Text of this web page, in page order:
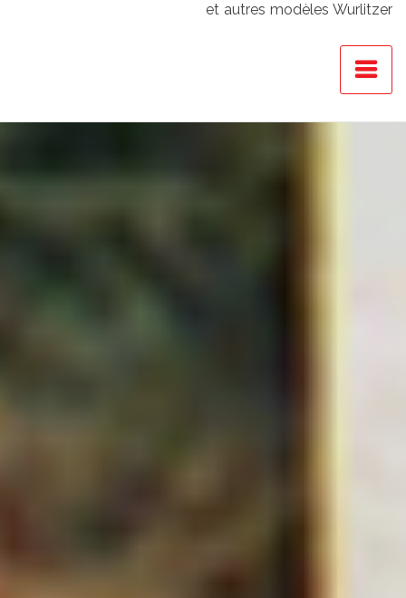
et autres modèles Wurlitzer